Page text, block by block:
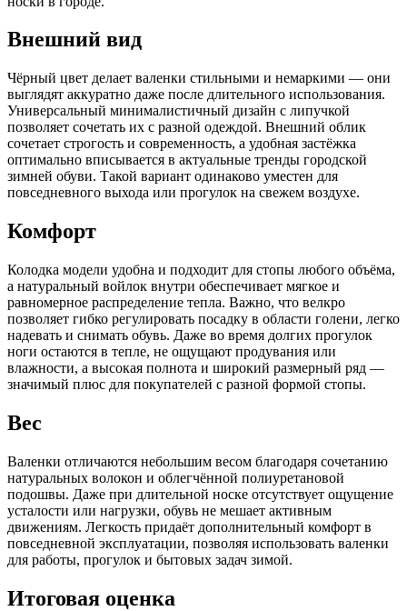
Внешний вид
Чёрный цвет делает валенки стильными и немаркими — они
выглядят аккуратно даже после длительного использования.
Универсальный минималистичный дизайн с липучкой
позволяет сочетать их с разной одеждой. Внешний облик
сочетает строгость и современность, а удобная застёжка
оптимально вписывается в актуальные тренды городской
зимней обуви. Такой вариант одинаково уместен для
повседневного выхода или прогулок на свежем воздухе.​
Комфорт
Колодка модели удобна и подходит для стопы любого объёма,
а натуральный войлок внутри обеспечивает мягкое и
равномерное распределение тепла. Важно, что велкро
позволяет гибко регулировать посадку в области голени, легко
надевать и снимать обувь. Даже во время долгих прогулок
ноги остаются в тепле, не ощущают продувания или
влажности, а высокая полнота и широкий размерный ряд —
значимый плюс для покупателей с разной формой стопы.​
Вес
Валенки отличаются небольшим весом благодаря сочетанию
натуральных волокон и облегчённой полиуретановой
подошвы. Даже при длительной носке отсутствует ощущение
усталости или нагрузки, обувь не мешает активным
движениям. Легкость придаёт дополнительный комфорт в
повседневной эксплуатации, позволяя использовать валенки
для работы, прогулок и бытовых задач зимой.​
Итоговая оценка